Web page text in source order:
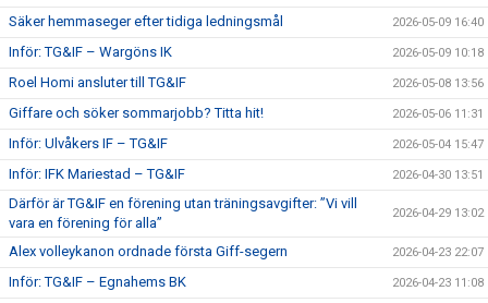
Säker hemmaseger efter tidiga ledningsmål 2026-05-09 16:40
Inför: TG&IF – Wargöns IK 2026-05-09 10:18
Roel Homi ansluter till TG&IF 2026-05-08 13:56
Giffare och söker sommarjobb? Titta hit! 2026-05-06 11:31
Inför: Ulvåkers IF – TG&IF 2026-05-04 15:47
Inför: IFK Mariestad – TG&IF 2026-04-30 13:51
Därför är TG&IF en förening utan träningsavgifter: ”Vi vill
vara en förening för alla”
2026-04-29 13:02
Alex volleykanon ordnade första Giff-segern 2026-04-23 22:07
Inför: TG&IF – Egnahems BK 2026-04-23 11:08